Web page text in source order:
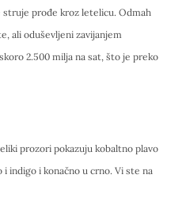
struje prođe kroz letelicu. Odmah
ali oduševljeni zavijanjem
2.500 milja na sat, što je preko
prozori pokazuju kobaltno plavo
indigo i konačno u crno. Vi ste na